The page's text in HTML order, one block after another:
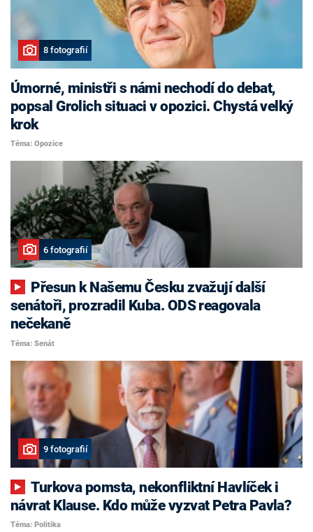
8 fotografií
Úmorné, ministři s námi nechodí do debat,
popsal Grolich situaci v opozici. Chystá velký
krok
Téma: Opozice
6 fotografií
senátoři, prozradil Kuba. ODS reagovala
nečekaně
Téma: Senát
9 fotografií
Turkova pomsta, nekonfliktní Havlíček i
návrat Klause. Kdo může vyzvat Petra Pavla?
Téma: Politika